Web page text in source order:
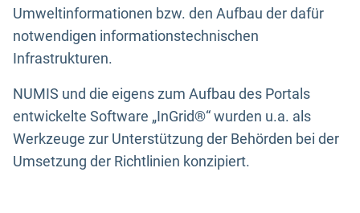
Umweltinformationen bzw. den Aufbau der dafür
notwendigen informationstechnischen
Infrastrukturen.
NUMIS und die eigens zum Aufbau des Portals
entwickelte Software „InGrid®“ wurden u.a. als
Werkzeuge zur Unterstützung der Behörden bei der
Umsetzung der Richtlinien konzipiert.